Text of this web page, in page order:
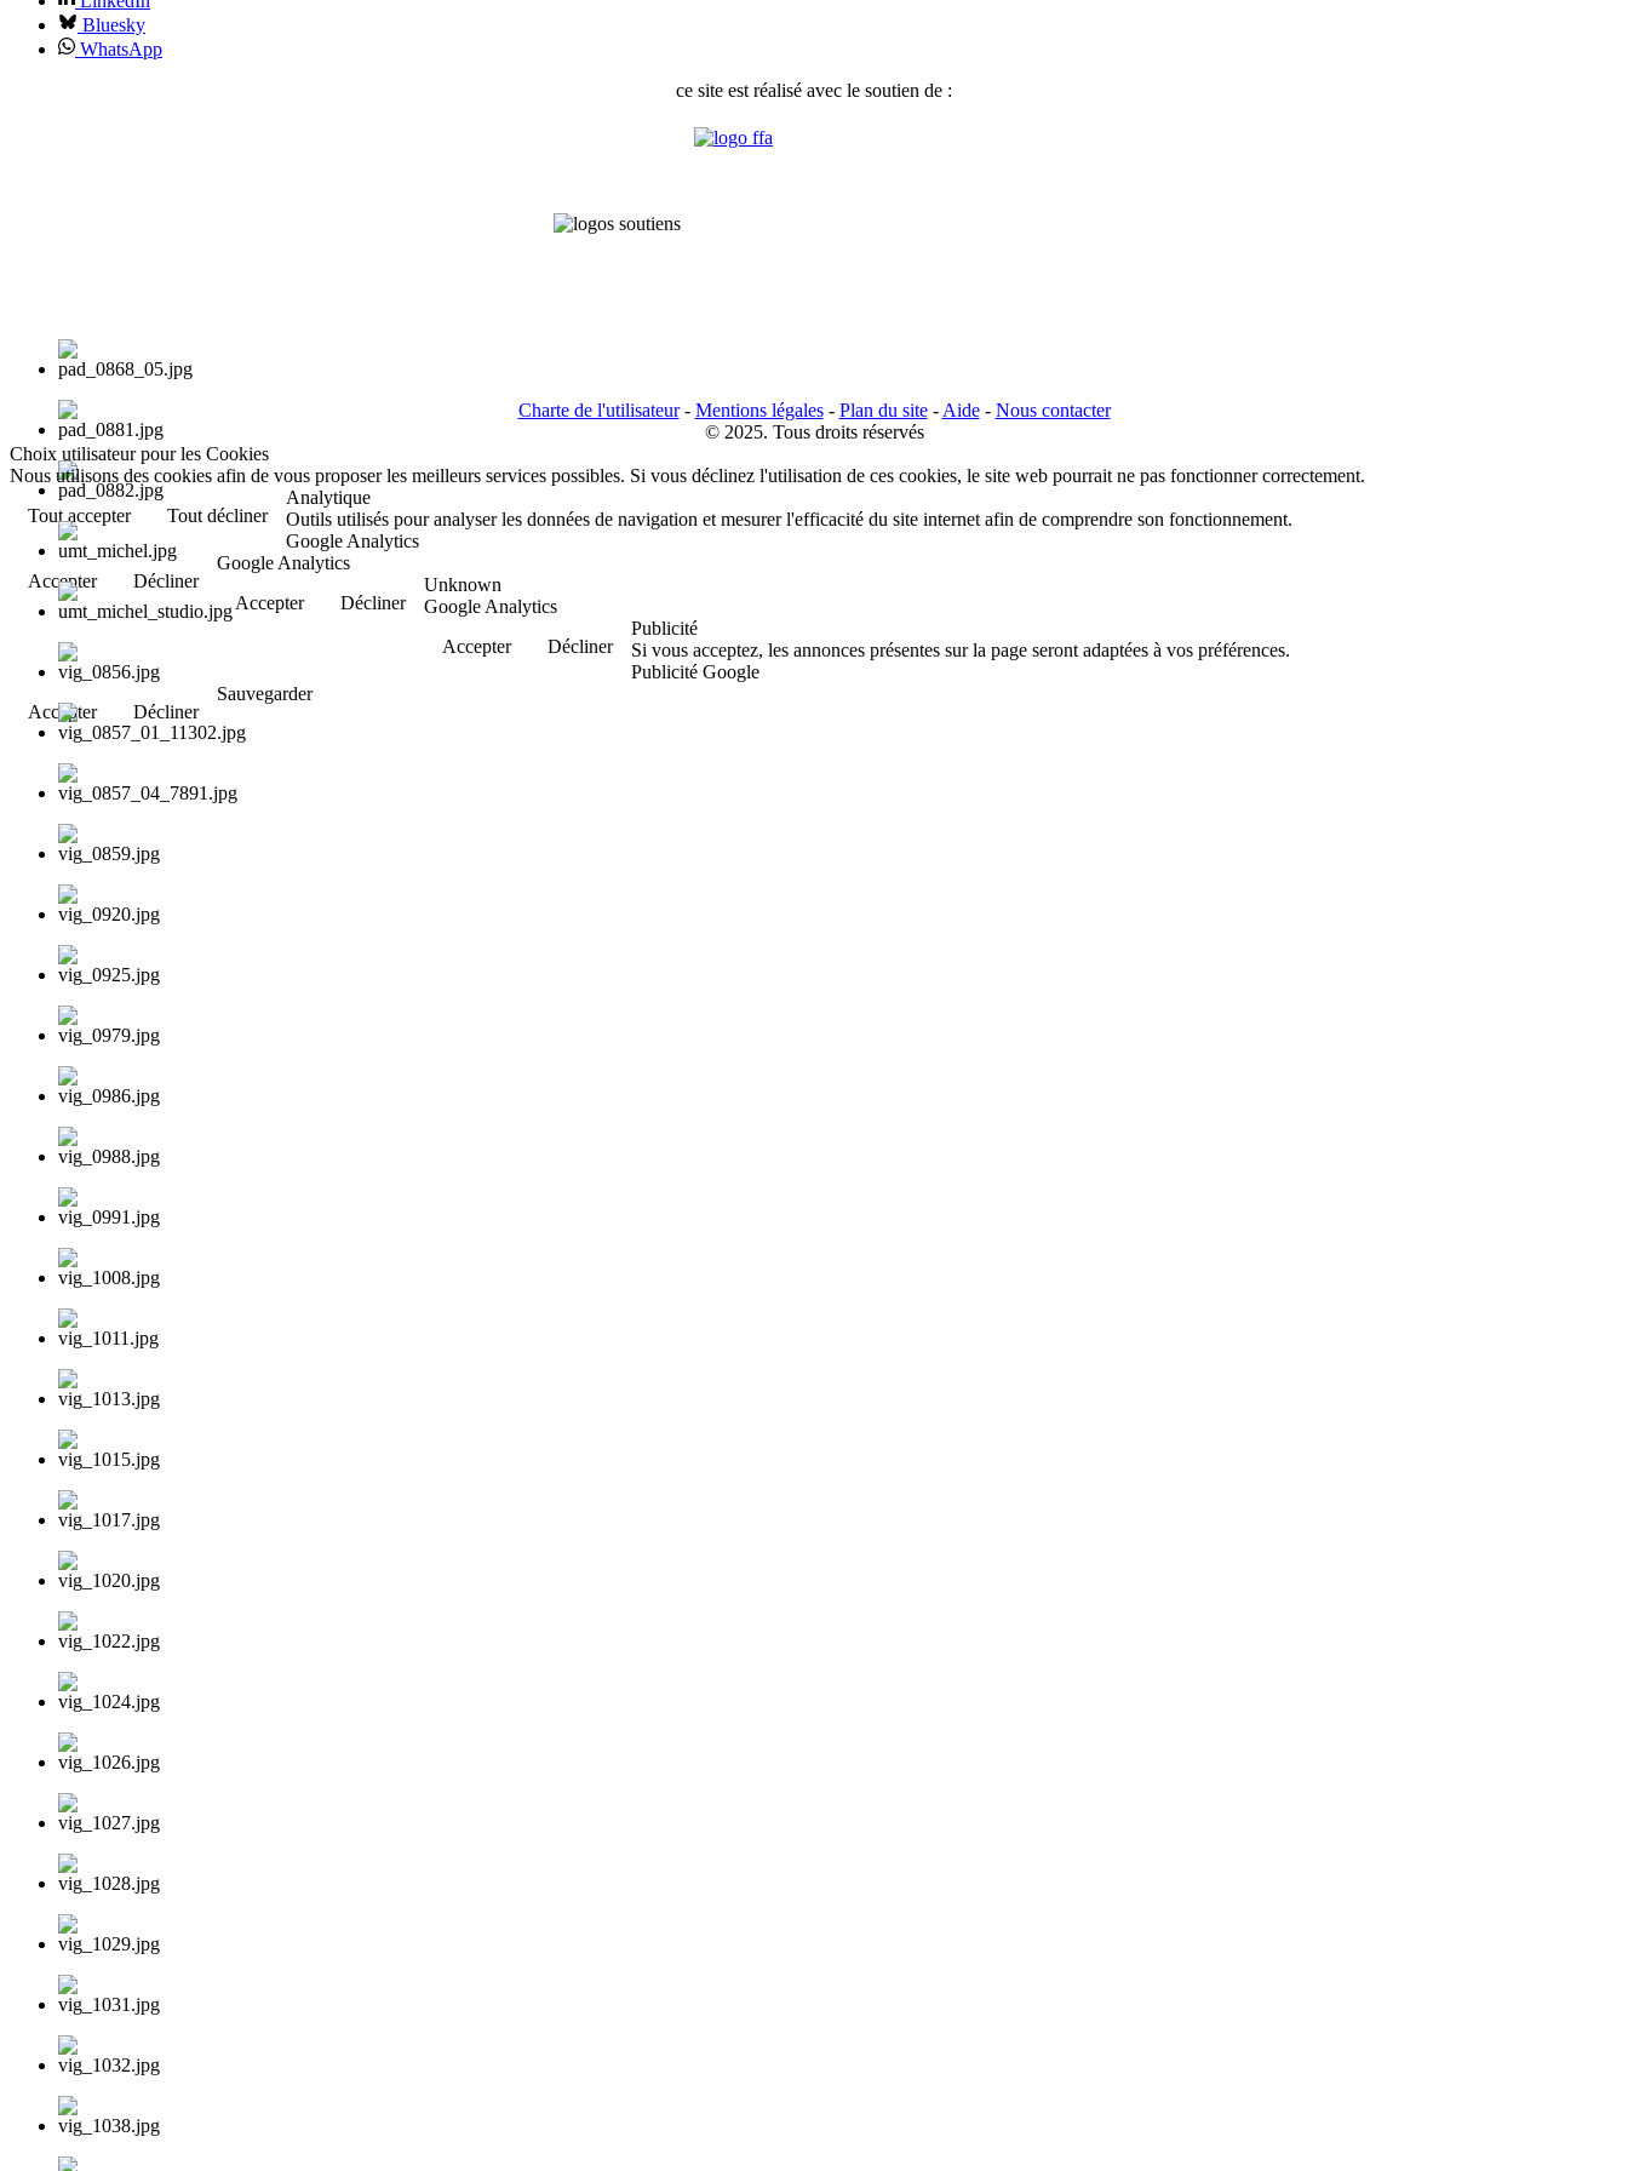
Bluesky
WhatsApp
ce site est réalisé avec le soutien de :
Charte de l'utilisateur- Mentions légales- Plan du site- Aide- Nous contacter
© 2025. Tous droits réservés
Choix utilisateur pour les Cookies
Nous utilisons des cookies afin de vous proposer les meilleurs services possibles. Si vous déclinez l'utilisation de ces cookies, le site web pourrait ne pas fonctionner correctement.
Tout accepter
Tout décliner
Analytique
Outils utilisés pour analyser les données de navigation et mesurer l'efficacité du site internet afin de comprendre son fonctionnement.
Google Analytics
Accepter
Décliner
Google Analytics
Accepter
Décliner
Unknown
Google Analytics
Accepter
Décliner
Publicité
Si vous acceptez, les annonces présentes sur la page seront adaptées à vos préférences.
Publicité Google
Accepter
Décliner
Sauvegarder